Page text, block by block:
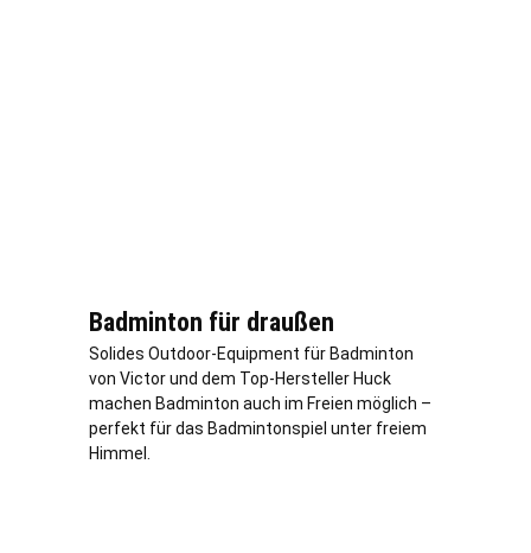
Badminton für draußen
Solides Outdoor-Equipment für Badminton
von Victor und dem Top-Hersteller Huck
machen Badminton auch im Freien möglich –
perfekt für das Badmintonspiel unter freiem
Himmel.